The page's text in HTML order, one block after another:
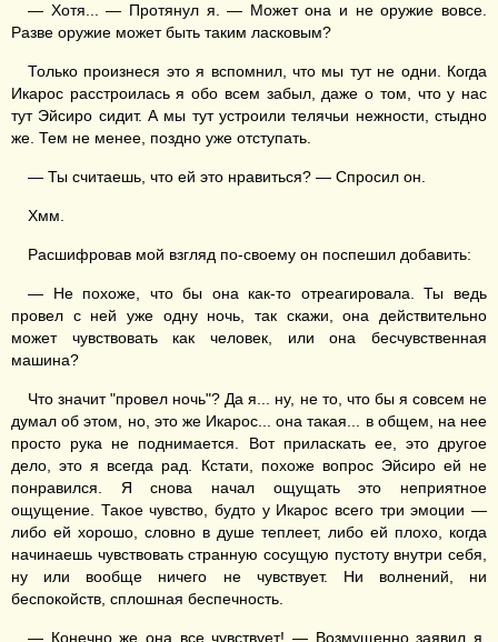
— Хотя... — Протянул я. — Может она и не оружие вовсе.
Разве оружие может быть таким ласковым?
Только произнеся это я вспомнил, что мы тут не одни. Когда
Икарос расстроилась я обо всем забыл, даже о том, что у нас
тут Эйсиро сидит. А мы тут устроили телячьи нежности, стыдно
же. Тем не менее, поздно уже отступать.
— Ты считаешь, что ей это нравиться? — Спросил он.
Хмм.
Расшифровав мой взгляд по-своему он поспешил добавить:
— Не похоже, что бы она как-то отреагировала. Ты ведь
провел с ней уже одну ночь, так скажи, она действительно
может чувствовать как человек, или она бесчувственная
машина?
Что значит "провел ночь"? Да я... ну, не то, что бы я совсем не
думал об этом, но, это же Икарос... она такая... в общем, на нее
просто рука не поднимается. Вот приласкать ее, это другое
дело, это я всегда рад. Кстати, похоже вопрос Эйсиро ей не
понравился. Я снова начал ощущать это неприятное
ощущение. Такое чувство, будто у Икарос всего три эмоции —
либо ей хорошо, словно в душе теплеет, либо ей плохо, когда
начинаешь чувствовать странную сосущую пустоту внутри себя,
ну или вообще ничего не чувствует. Ни волнений, ни
беспокойств, сплошная беспечность.
— Конечно же она все чувствует! — Возмущенно заявил я,